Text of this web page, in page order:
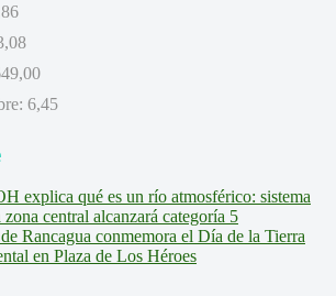
6,45
explica qué es un río atmosférico: sistema
central alcanzará categoría 5
Rancagua conmemora el Día de la Tierra
en Plaza de Los Héroes